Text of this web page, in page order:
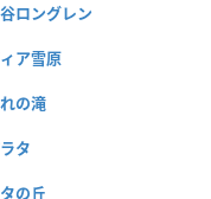
ロングレン
ア雪原
の滝
タ
の丘